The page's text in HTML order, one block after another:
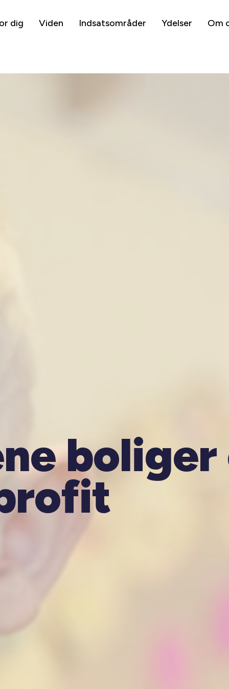
dig Viden Indsatsområder Ydelser Om
boliger